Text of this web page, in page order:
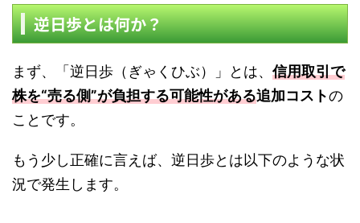
逆日歩とは何か？
まず、「逆日歩（ぎゃくひぶ）」とは、 信用取引で
株を“売る側”が負担する可能性がある追加コストの
ことです。
もう少し正確に言えば、逆日歩とは以下のような状
況で発生します。